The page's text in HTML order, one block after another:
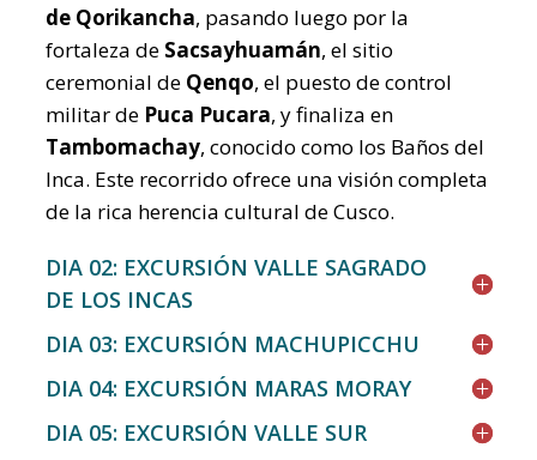
de Qorikancha, pasando luego por la
fortaleza de Sacsayhuamán, el sitio
ceremonial de Qenqo, el puesto de control
militar de Puca Pucara, y finaliza en
Tambomachay, conocido como los Baños del
Inca. Este recorrido ofrece una visión completa
de la rica herencia cultural de Cusco.
DIA 02: EXCURSIÓN VALLE SAGRADO
DE LOS INCAS
DIA 03: EXCURSIÓN MACHUPICCHU
DIA 04: EXCURSIÓN MARAS MORAY
DIA 05: EXCURSIÓN VALLE SUR